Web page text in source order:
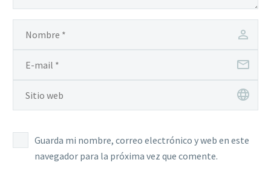
Guarda mi nombre, correo electrónico y web en este
navegador para la próxima vez que comente.